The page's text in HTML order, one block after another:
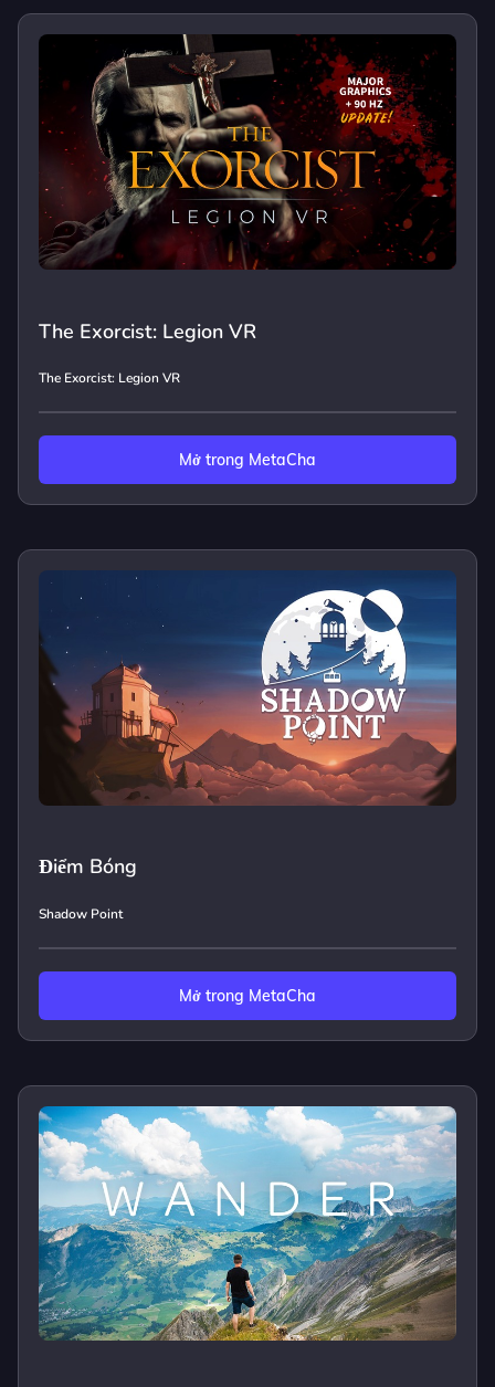
The Exorcist: Legion VR
The Exorcist: Legion VR
Mở trong MetaCha
Điểm Bóng
Shadow Point
Mở trong MetaCha